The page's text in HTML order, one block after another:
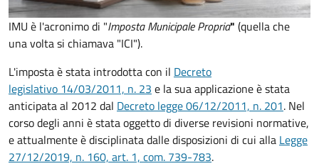
IMU è l'acronimo di "Imposta Municipale Propria" (quella che
una volta si chiamava "ICI").
L'imposta è stata introdotta con il Decreto
legislativo 14/03/2011, n. 23 e la sua applicazione è stata
anticipata al 2012 dal Decreto legge 06/12/2011, n. 201. Nel
corso degli anni è stata oggetto di diverse revisioni normative,
e attualmente è disciplinata dalle disposizioni di cui alla Legge
27/12/2019, n. 160, art. 1, com. 739-783.